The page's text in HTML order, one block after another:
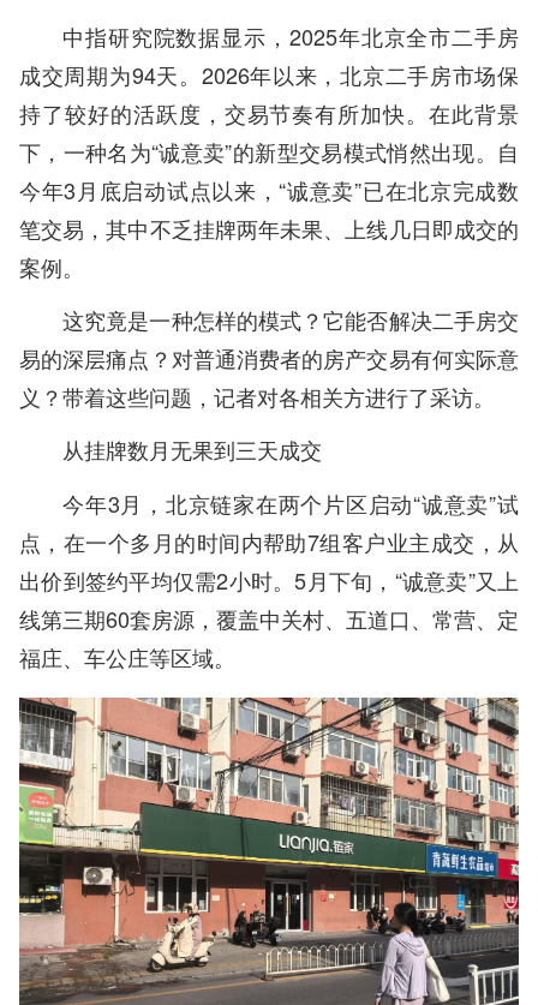
中指研究院数据显示，2025年北京全市二手房
成交周期为94天。2026年以来，北京二手房市场保
持了较好的活跃度，交易节奏有所加快。在此背景
下，一种名为“诚意卖”的新型交易模式悄然出现。自
今年3月底启动试点以来，“诚意卖”已在北京完成数
笔交易，其中不乏挂牌两年未果、上线几日即成交的
案例。
这究竟是一种怎样的模式？它能否解决二手房交
易的深层痛点？对普通消费者的房产交易有何实际意
义？带着这些问题，记者对各相关方进行了采访。
从挂牌数月无果到三天成交
今年3月，北京链家在两个片区启动“诚意卖”试
点，在一个多月的时间内帮助7组客户业主成交，从
出价到签约平均仅需2小时。5月下旬，“诚意卖”又上
线第三期60套房源，覆盖中关村、五道口、常营、定
福庄、车公庄等区域。